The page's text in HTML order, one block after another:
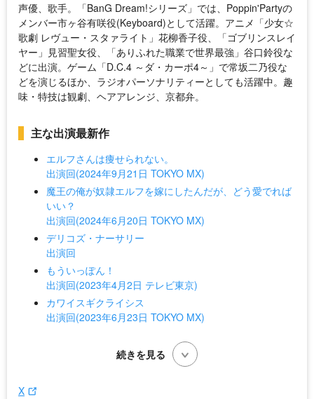
声優、歌手。「BanG Dream!シリーズ」では、Poppin'Partyの
メンバー市ヶ谷有咲役(Keyboard)として活躍。アニメ「少女☆
歌劇 レヴュー・スタァライト」花柳香子役、「ゴブリンスレイ
ヤー」見習聖女役、「ありふれた職業で世界最強」谷口鈴役な
どに出演。ゲーム「D.C.4 ～ダ・カーポ4～」で常坂二乃役な
どを演じるほか、ラジオパーソナリティーとしても活躍中。趣
味・特技は観劇、ヘアアレンジ、京都弁。
主な出演最新作
エルフさんは痩せられない。
出演回(2024年9月21日 TOKYO MX)
魔王の俺が奴隷エルフを嫁にしたんだが、どう愛でれば
いい？
出演回(2024年6月20日 TOKYO MX)
デリコズ・ナーサリー
出演回
もういっぽん！
出演回(2023年4月2日 テレビ東京)
カワイスギクライシス
出演回(2023年6月23日 TOKYO MX)
X